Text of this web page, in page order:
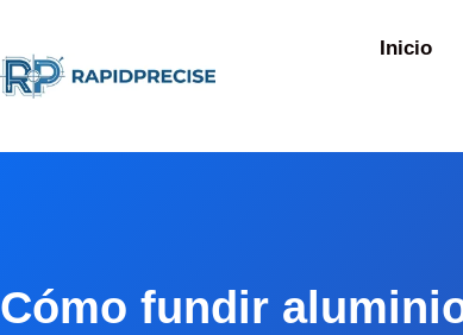
Inicio
Cómo fundir